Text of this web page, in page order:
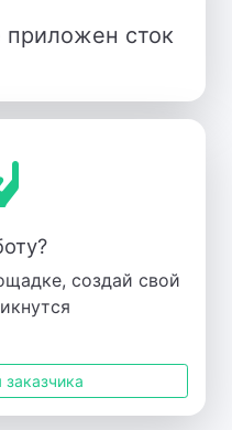
сток
создай свой